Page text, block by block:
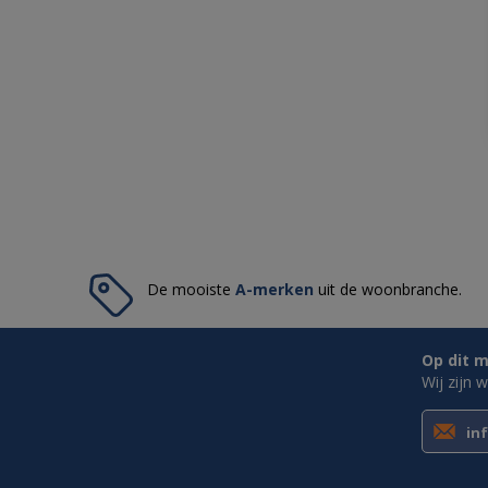
De mooiste A-merken uit de woonbranche.
Op dit
Wij zijn